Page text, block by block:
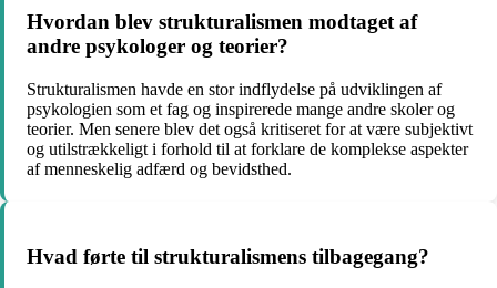
Hvordan blev strukturalismen modtaget af
andre psykologer og teorier?
Strukturalismen havde en stor indflydelse på udviklingen af
psykologien som et fag og inspirerede mange andre skoler og
teorier. Men senere blev det også kritiseret for at være subjektivt
og utilstrækkeligt i forhold til at forklare de komplekse aspekter
af menneskelig adfærd og bevidsthed.
Hvad førte til strukturalismens tilbagegang?